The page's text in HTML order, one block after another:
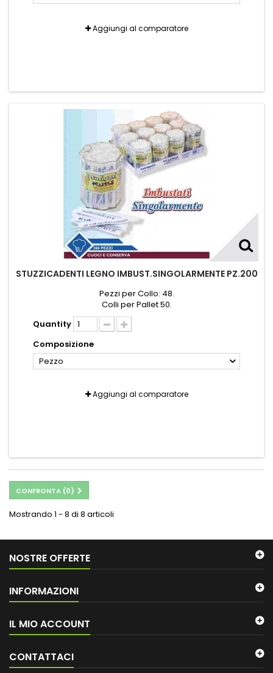
Aggiungi al comparatore
STUZZICADENTI LEGNO IMBUST.SINGOLARMENTE PZ.200
Pezzi per Collo: 48.
Colli per Pallet 50.
Quantity
Composizione
Pezzo
Aggiungi al comparatore
CONFRONTA (0)
Mostrando 1 - 8 di 8 articoli
NOSTRE OFFERTE
INFORMAZIONI
IL MIO ACCOUNT
CONTATTACI